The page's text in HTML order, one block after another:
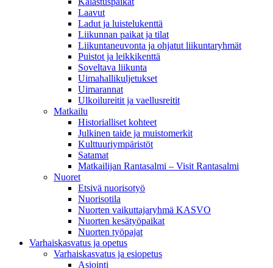
Laavut
Ladut ja luistelukenttä
Liikunnan paikat ja tilat
Liikuntaneuvonta ja ohjatut liikuntaryhmät
Puistot ja leikkikenttä
Soveltava liikunta
Uimahallikuljetukset
Uimarannat
Ulkoilureitit ja vaellusreitit
Matkailu
Historialliset kohteet
Julkinen taide ja muistomerkit
Kulttuuriympäristöt
Satamat
Matkailijan Rantasalmi – Visit Rantasalmi
Nuoret
Etsivä nuorisotyö
Nuorisotila
Nuorten vaikuttajaryhmä KASVO
Nuorten kesätyöpaikat
Nuorten työpajat
Varhaiskasvatus ja opetus
Varhaiskasvatus ja esiopetus
Asiointi